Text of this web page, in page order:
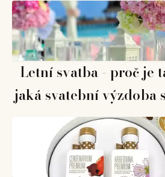
Letní svatba - proč je
jaká svatební výzdoba